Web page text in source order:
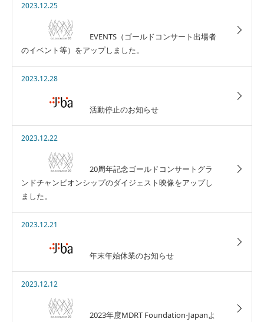
2023.12.25
EVENTS（ゴールドコンサート出場者
のイベント等）をアップしました。
2023.12.28
活動停止のお知らせ
2023.12.22
20周年記念ゴールドコンサートグラ
ンドチャンピオンシップのダイジェスト映像をアップし
ました。
2023.12.21
年末年始休業のお知らせ
2023.12.12
2023年度MDRT Foundation-Japanよ